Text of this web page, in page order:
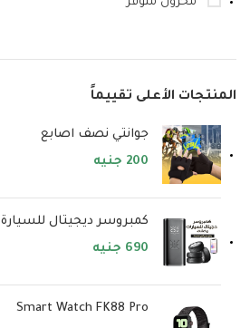
المنتجات الأعلى تقييماً
جوانتي نصف اصابع
200 جنيه
كمبروسر ديجيتال للسيارة
690 جنيه
Smart Watch FK88 Pro